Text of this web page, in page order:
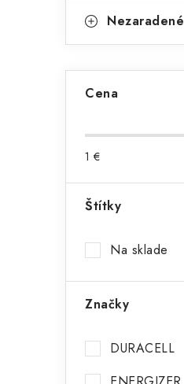
Nezaradené
Cena
1 €
Štítky
Na sklade
Značky
DURACELL